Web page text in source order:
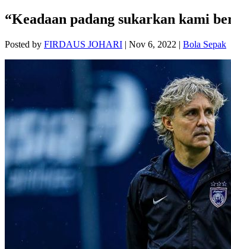
“Keadaan padang sukarkan kami
Posted by FIRDAUS JOHARI | Nov 6, 2022 | Bola Sepak